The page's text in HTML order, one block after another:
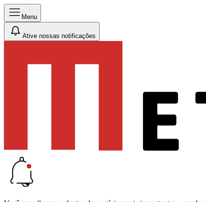
Menu
Ative nossas notificações